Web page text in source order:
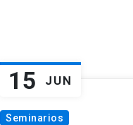
15 JUN
Seminarios